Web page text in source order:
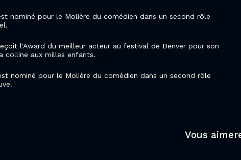
nominé pour le Molière du comédien dans un second rôle
l'Award du meilleur acteur au festival de Denver pour son
colline aux milles enfants.
nominé pour le Molière du comédien dans un second rôle
Vous